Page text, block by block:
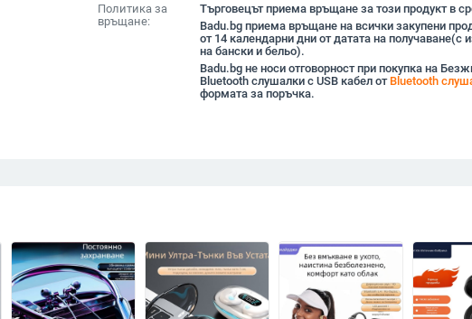
Политика за
връщане:
Търговецът приема връщане за този продукт в
Badu.bg приема връщане на всички закупени
от 14 календарни дни от датата на получаване(с
на бански и бельо).
Badu.bg не носи отговорност при покупка на
Bluetooth слушалки с USB кабел от Bluetooth
формата за поръчка.